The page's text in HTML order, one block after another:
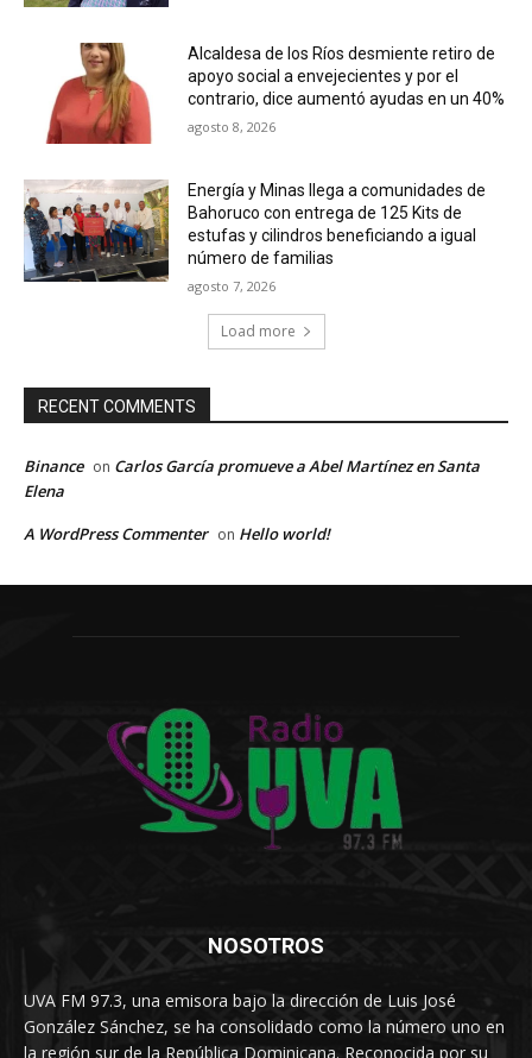
Alcaldesa de los Ríos desmiente retiro de
apoyo social a envejecientes y por el
contrario, dice aumentó ayudas en un 40%
agosto 8, 2026
Energía y Minas llega a comunidades de
Bahoruco con entrega de 125 Kits de
estufas y cilindros beneficiando a igual
número de familias
agosto 7, 2026
Load more
RECENT COMMENTS
Binance on Carlos García promueve a Abel Martínez en Santa
Elena
A WordPress Commenter on Hello world!
NOSOTROS
UVA FM 97.3, una emisora bajo la dirección de Luis José
González Sánchez, se ha consolidado como la número uno en
la región sur de la República Dominicana. Reconocida por su